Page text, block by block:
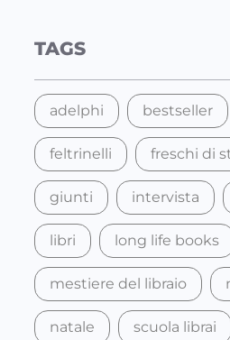
c
TAGS
adelphi bestseller
feltrinelli freschi di
giunti intervista
libri long life books
mestiere del libraio
natale scuola librai